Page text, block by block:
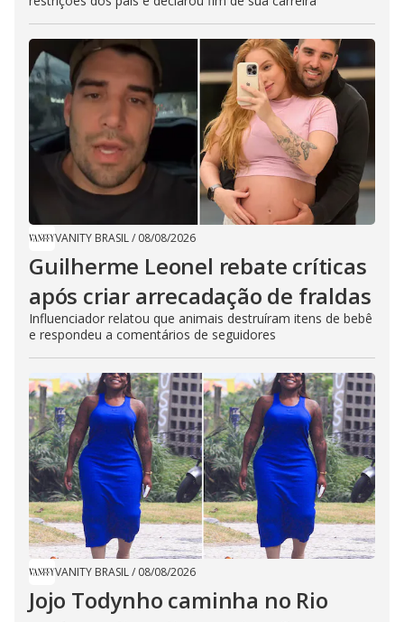
VANITY BRASIL/ 08/08/2026
Guilherme Leonel rebate críticas
após criar arrecadação de fraldas
Influenciador relatou que animais destruíram itens de bebê
e respondeu a comentários de seguidores
VANITY BRASIL/ 08/08/2026
Jojo Todynho caminha no Rio